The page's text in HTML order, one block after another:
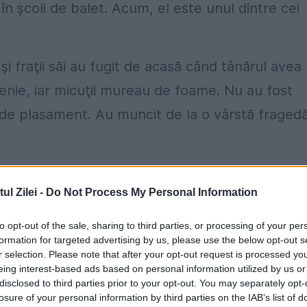
Zilei - Do Not Process My Personal Information
opt-out of the sale, sharing to third parties, or processing of your
for targeted advertising by us, please use the below opt-out
selection. Please note that after your opt-out request is processed
interest-based ads based on personal information utilized by us
to third parties prior to your opt-out. You may separately
of your personal information by third parties on the IAB’s list of
şcoli de balet. Acum, el este unul dintre cei
fraţii săi au fugit de acasă când tânărul avea
iar micuţii mureau de foame. Nu au fost
plasament. Au muncit de la o vârstă
familia lui Paul. Tânărul îşi ajută familia
sau au dispărut. Durerea l-a făcut să se
Crew.
a început dansul sportiv de mică, iar
putea permite toate antrenamentele şi